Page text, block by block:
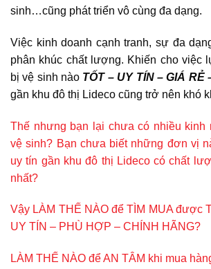
sinh…cũng phát triển vô cùng đa dạng.
Việc kinh doanh cạnh tranh, sự đa
phân khúc chất lượng. Khiến cho việc
bị vệ sinh nào TỐT – UY TÍN – GIÁ RẺ
gần khu đô thị Lideco cũng trở nên khó
Thế nhưng bạn lại chưa có nhiều kinh
vệ sinh? Bạn chưa biết những đơn vị
uy tín gần khu đô thị Lideco có chất
nhất?
Vậy LÀM THẾ NÀO để TÌM MUA được
UY TÍN – PHÙ HỢP – CHÍNH HÃNG?
LÀM THẾ NÀO để AN TÂM khi mua